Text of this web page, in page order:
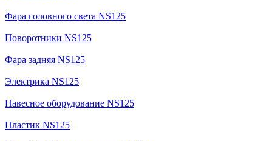
Фара головного света NS125
Поворотники NS125
Фара задняя NS125
Электрика NS125
Навесное оборудование NS125
Пластик NS125